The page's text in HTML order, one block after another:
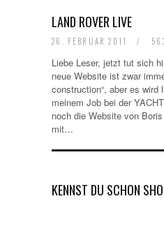
LAND ROVER LIVE
26. FEBRUAR 2011 /
Liebe Leser, jetzt tut sich
neue Website ist zwar
construction“, aber es wird
meinem Job bei der
noch die Website von
mit…
KENNST DU SCHON